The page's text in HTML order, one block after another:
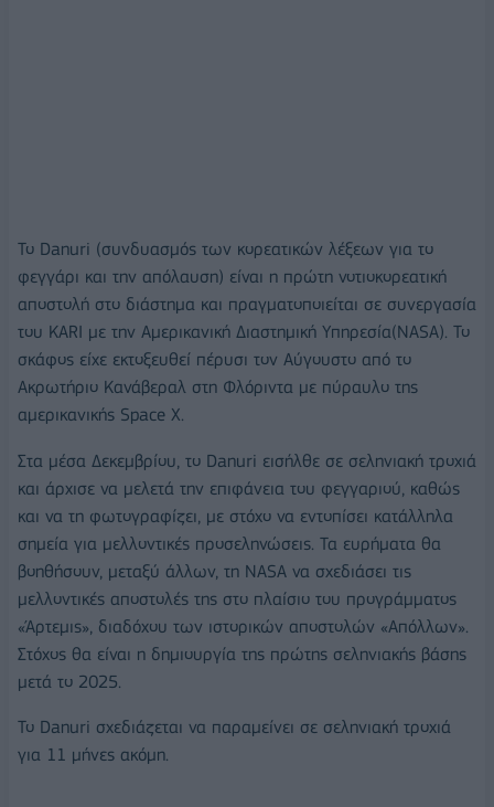
Το Danuri (συνδυασμός των κορεατικών λέξεων για το
φεγγάρι και την απόλαυση) είναι η πρώτη νοτιοκορεατική
αποστολή στο διάστημα και πραγματοποιείται σε συνεργασία
του KARI με την Αμερικανική Διαστημική Υπηρεσία(NASA). Το
σκάφος είχε εκτοξευθεί πέρυσι τον Αύγουστο από το
Ακρωτήριο Κανάβεραλ στη Φλόριντα με πύραυλο της
αμερικανικής Space X.
Στα μέσα Δεκεμβρίου, το Danuri εισήλθε σε σεληνιακή τροχιά
και άρχισε να μελετά την επιφάνεια του φεγγαριού, καθώς
και να τη φωτογραφίζει, με στόχο να εντοπίσει κατάλληλα
σημεία για μελλοντικές προσεληνώσεις. Τα ευρήματα θα
βοηθήσουν, μεταξύ άλλων, τη NASA να σχεδιάσει τις
μελλοντικές αποστολές της στο πλαίσιο του προγράμματος
«Άρτεμις», διαδόχου των ιστορικών αποστολών «Απόλλων».
Στόχος θα είναι η δημιουργία της πρώτης σεληνιακής βάσης
μετά το 2025.
Το Danuri σχεδιάζεται να παραμείνει σε σεληνιακή τροχιά
για 11 μήνες ακόμη.